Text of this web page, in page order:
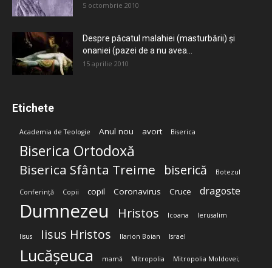
5 octombrie 2010
Despre păcatul malahiei (masturbării) şi
onaniei (pazei de a nu avea...
15 aprilie 2010
Etichete
Academia de Teologie Anul nou avort Biserica
Biserica Ortodoxă
Biserica Sfânta Treime biserică Botezul
Conferință Copii copil Coronavirus Cruce dragoste
Dumnezeu Hristos Icoana Ierusalim
Iisus Iisus Hristos Ilarion Boian Israel
Lucășeuca mamă Mitropolia Mitropolia Moldovei;